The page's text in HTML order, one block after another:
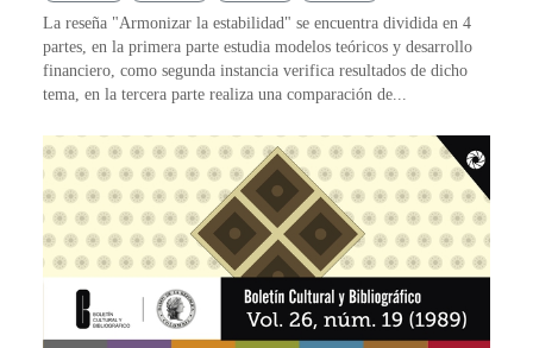
La reseña "Armonizar la estabilidad" se encuentra dividida en 4
partes, en la primera parte estudia modelos teóricos y desarrollo
financiero, como segunda instancia verifica resultados de dicho
tema, en la tercera parte realiza una comparación de...